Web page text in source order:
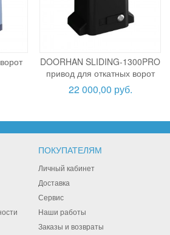
DOORHAN SLIDING-1300PRO
привод для откатных ворот
22 000,00 руб.
ПОКУПАТЕЛЯМ
Личный кабинет
Доставка
Сервис
Наши работы
Заказы и возвраты